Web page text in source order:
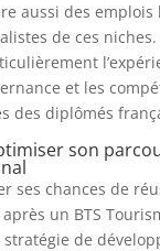
aussi des
de ces niches.
et les
des diplômés
son
ses chances de
un BTS
stratégie de